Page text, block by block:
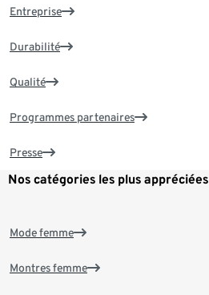
Entreprise
Durabilité
Qualité
Programmes partenaires
Presse
Nos catégories les plus appréciées
Mode femme
Montres femme